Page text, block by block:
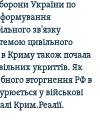
України по
зв'язку
цивільного
в Криму також почала
укриттів. Як
вторгнення РФ в
у військові
Крим.Реалії.